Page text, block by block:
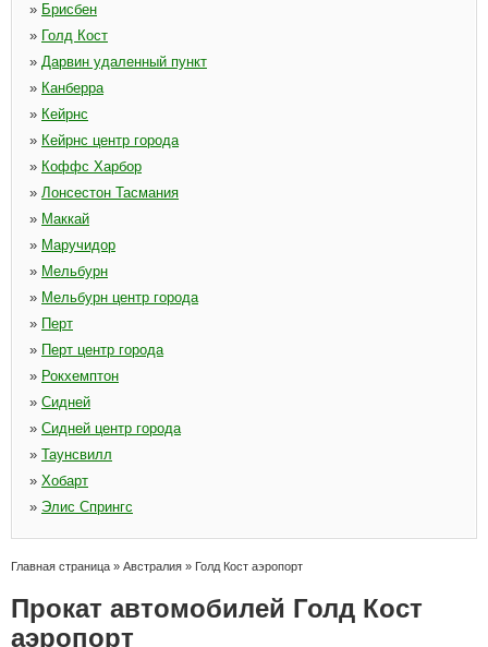
» Брисбен
» Голд Кост
» Дарвин удаленный пункт
» Канберра
» Кейрнс
» Кейрнс центр города
» Коффс Харбор
» Лонсестон Тасмания
» Маккай
» Маручидор
» Мельбурн
» Мельбурн центр города
» Перт
» Перт центр города
» Рокхемптон
» Сидней
» Сидней центр города
» Таунсвилл
» Хобарт
» Элис Спрингс
Главная страница » Австралия » Голд Кост аэропорт
Прокат автомобилей Голд Кост
аэропорт